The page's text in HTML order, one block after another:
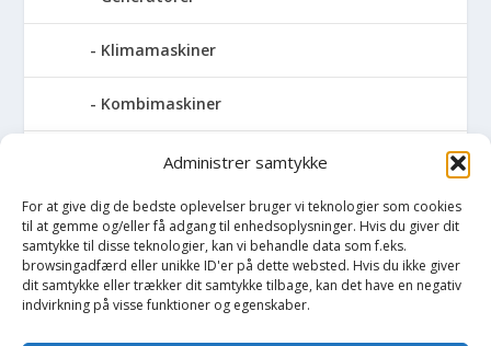
Administrer samtykke
For at give dig de bedste oplevelser bruger vi teknologier som cookies
til at gemme og/eller få adgang til enhedsoplysninger. Hvis du giver dit
samtykke til disse teknologier, kan vi behandle data som f.eks.
browsingadfærd eller unikke ID'er på dette websted. Hvis du ikke giver
dit samtykke eller trækker dit samtykke tilbage, kan det have en negativ
indvirkning på visse funktioner og egenskaber.
Klimamaskiner
Kombimaskiner
Kompressor
Pressemaskiner
Save